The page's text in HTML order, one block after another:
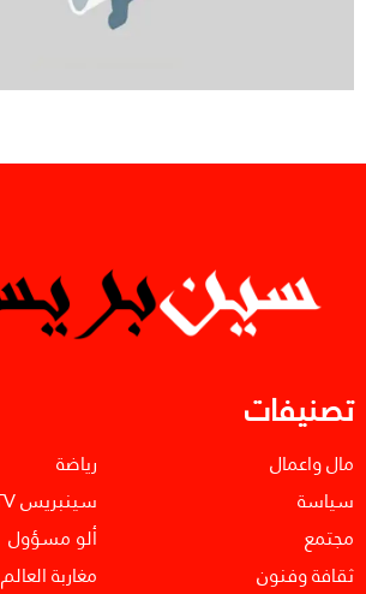
تصنيفات
مال واعمال
سياسة
مجتمع
ثقافة وفنون
رياضة
سينبريس TV
ألو مسؤول
مغاربة العالم